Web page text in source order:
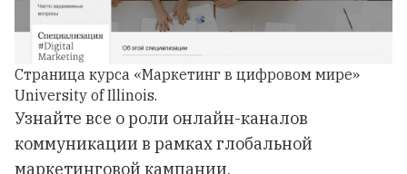
Страница курса «Маркетинг в цифровом мире»
University of Illinois.
Узнайте все о роли онлайн-каналов
коммуникации в рамках глобальной
маркетинговой кампании.